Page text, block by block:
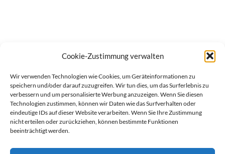
Cookie-Zustimmung verwalten
Wir verwenden Technologien wie Cookies, um Geräteinformationen zu
speichern und/oder darauf zuzugreifen. Wir tun dies, um das Surferlebnis zu
verbessern und um personalisierte Werbung anzuzeigen. Wenn Sie diesen
Technologien zustimmen, können wir Daten wie das Surfverhalten oder
eindeutige IDs auf dieser Website verarbeiten. Wenn Sie Ihre Zustimmung
nicht erteilen oder zurückziehen, können bestimmte Funktionen
beeinträchtigt werden.